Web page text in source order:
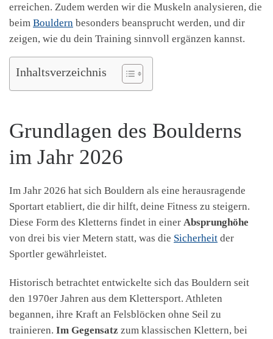
erreichen. Zudem werden wir die Muskeln analysieren, die
beim Bouldern besonders beansprucht werden, und dir
zeigen, wie du dein Training sinnvoll ergänzen kannst.
Inhaltsverzeichnis
Grundlagen des Boulderns
im Jahr 2026
Im Jahr 2026 hat sich Bouldern als eine herausragende
Sportart etabliert, die dir hilft, deine Fitness zu steigern.
Diese Form des Kletterns findet in einer Absprunghöhe
von drei bis vier Metern statt, was die Sicherheit der
Sportler gewährleistet.
Historisch betrachtet entwickelte sich das Bouldern seit
den 1970er Jahren aus dem Klettersport. Athleten
begannen, ihre Kraft an Felsblöcken ohne Seil zu
trainieren. Im Gegensatz zum klassischen Klettern, bei